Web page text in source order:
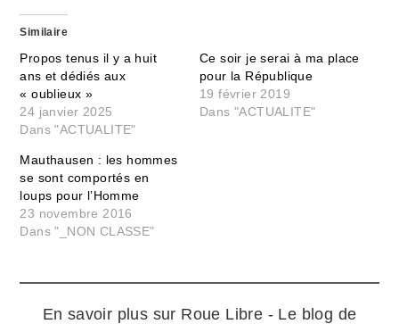
Similaire
Propos tenus il y a huit
ans et dédiés aux
« oublieux »
24 janvier 2025
Dans "ACTUALITE"
Ce soir je serai à ma place
pour la République
19 février 2019
Dans "ACTUALITE"
Mauthausen : les hommes
se sont comportés en
loups pour l’Homme
23 novembre 2016
Dans "_NON CLASSE"
En savoir plus sur Roue Libre - Le blog de